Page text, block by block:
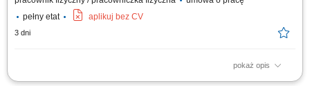
pełny etat
aplikuj bez CV
3 dni
pokaż opis
Wykonywanie prac montażowych na terenach budów i obiektów na